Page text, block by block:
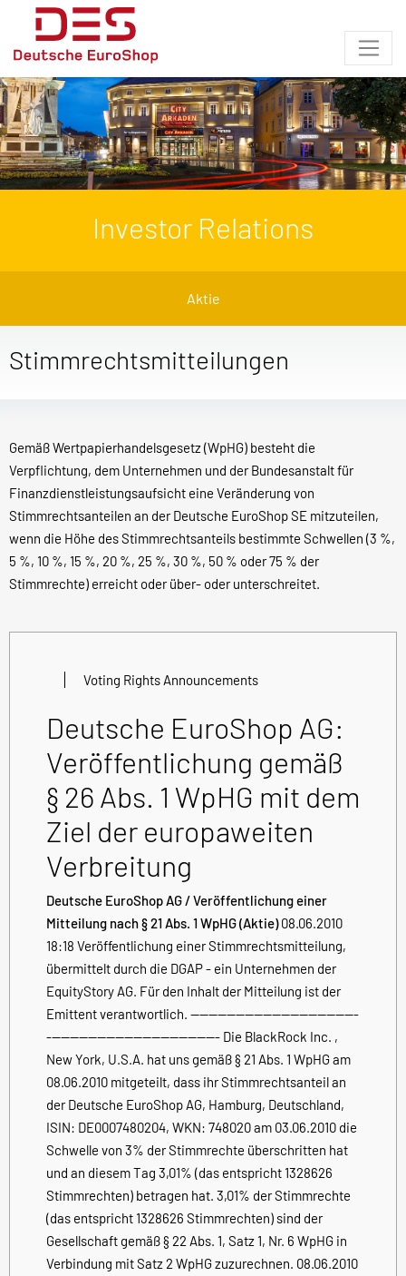
Investor Relations
Aktie
Stimmrechtsmitteilungen
Gemäß Wertpapierhandelsgesetz (WpHG) besteht die
Verpflichtung, dem Unternehmen und der Bundesanstalt für
Finanzdienstleistungsaufsicht eine Veränderung von
Stimmrechtsanteilen an der Deutsche EuroShop SE mitzuteilen,
wenn die Höhe des Stimmrechtsanteils bestimmte Schwellen (3 %,
5 %, 10 %, 15 %, 20 %, 25 %, 30 %, 50 % oder 75 % der
Stimmrechte) erreicht oder über- oder unterschreitet.
Voting Rights Announcements
Deutsche EuroShop AG:
Veröffentlichung gemäß
§ 26 Abs. 1 WpHG mit dem
Ziel der europaweiten
Verbreitung
Deutsche EuroShop AG / Veröffentlichung einer
Mitteilung nach § 21 Abs. 1 WpHG (Aktie)08.06.2010
18:18 Veröffentlichung einer Stimmrechtsmitteilung,
übermittelt durch die DGAP - ein Unternehmen der
EquityStory AG. Für den Inhalt der Mitteilung ist der
Emittent verantwortlich. -------------------------------------
-------------------------------------- Die BlackRock Inc. ,
New York, U.S.A. hat uns gemäß § 21 Abs. 1 WpHG am
08.06.2010 mitgeteilt, dass ihr Stimmrechtsanteil an
der Deutsche EuroShop AG, Hamburg, Deutschland,
ISIN: DE0007480204, WKN: 748020 am 03.06.2010 die
Schwelle von 3% der Stimmrechte überschritten hat
und an diesem Tag 3,01% (das entspricht 1328626
Stimmrechten) betragen hat. 3,01% der Stimmrechte
(das entspricht 1328626 Stimmrechten) sind der
Gesellschaft gemäß § 22 Abs. 1, Satz 1, Nr. 6 WpHG in
Verbindung mit Satz 2 WpHG zuzurechnen. 08.06.2010